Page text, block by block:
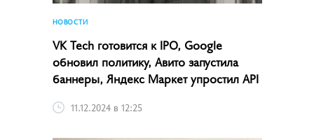
НОВОСТИ
VK Tech готовится к IPO, Google
обновил политику, Авито запустила
баннеры, Яндекс Маркет упростил API
11.12.2024 в 12:25